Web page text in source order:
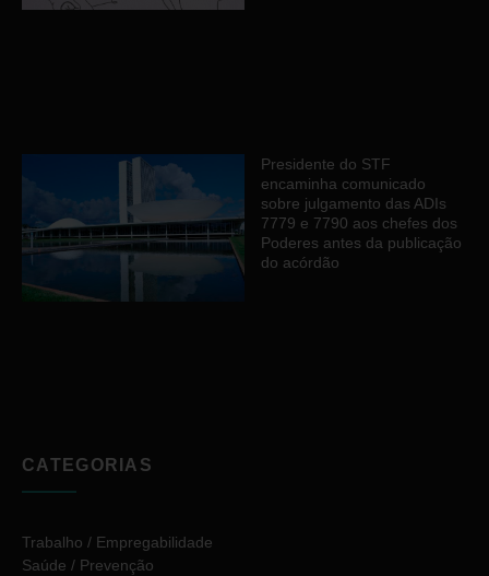
Presidente do STF
encaminha comunicado
sobre julgamento das ADIs
7779 e 7790 aos chefes dos
Poderes antes da publicação
do acórdão
CATEGORIAS
Trabalho / Empregabilidade
Saúde / Prevenção